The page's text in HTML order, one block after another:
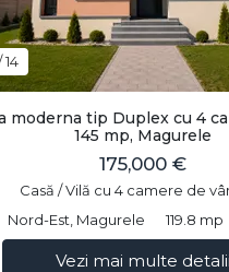
14
moderna tip Duplex cu 4
145 mp, Magurele
175,000 €
Casă / Vilă cu 4 camere de
Nord-Est, Magurele
119.8 mp
Vezi mai multe detalii